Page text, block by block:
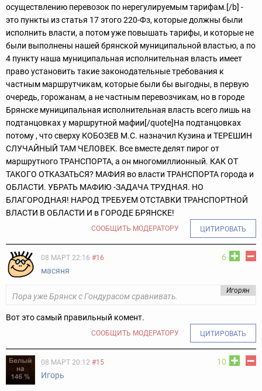
осуществлению перевозок по нерегулируемым тарифам.[/b] -
это пункты из статья 17 этого 220-Фз, которые должны были
исполнить власти, а потом уже повышать тарифы, и которые не
были выполнены нашей брянской муниципальной властью, а по
4 пункту наша муниципальная исполнительная власть имеет
право установить такие законодательные требования к
частным маршрутчикам, которые были бы выгодны, в первую
очередь, горожанам, а не частным перевозчикам, но в городе
Брянске муниципальная исполнительная власть всего лишь на
подтанцовках у маршрутной мафии[/quote]На подтанцовках
потому , что сверху КОБОЗЕВ М.С. назначил Кузина и ТЕРЕШИН
СЛУЧАЙНЫЙ ТАМ ЧЕЛОВЕК. Все вместе делят пирог от
маршрутного ТРАНСПОРТА, а он многомиллионный. КАК ОТ
ТАКОГО ОТКАЗАТЬСЯ? МАФИЯ во власти ТРАНСПОРТА города и
ОБЛАСТИ. УБРАТЬ МАФИЮ -ЗАДАЧА ТРУДНАЯ. НО
БЛАГОРОДНАЯ! НАРОД ТРЕБУЕМ ОТСТАВКИ ТРАНСПОРТНОЙ
ВЛАСТИ В ОБЛАСТИ И в ГОРОДЕ БРЯНСКЕ!
СООБЩИТЬ МОДЕРАТОРУ ЦИТИРОВАТЬ
6
08 МАРТ 22:16 #16
масяня
Игорян
Пора уже Брянск с Гондурасом сравнивать.
Вот это самый правильный комент.
СООБЩИТЬ МОДЕРАТОРУ ЦИТИРОВАТЬ
10
08 МАРТ 20:12 #15
Игорь